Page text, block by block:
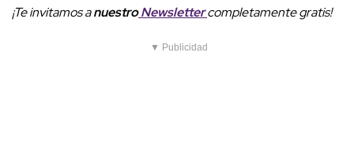
¡Te invitamos anuestroNewslettercompletamente gratis!
▼ Publicidad